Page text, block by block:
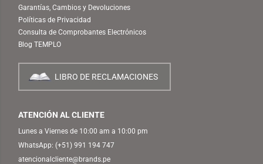
Garantías, Cambios y Devoluciones
Políticas de Privacidad
Consulta de Comprobantes Electrónicos
Blog TEMPLO
LIBRO DE RECLAMACIONES
ATENCIÓN AL CLIENTE
Lunes a Viernes de 10:00 am a 10:00 pm
WhatsApp: (+51) 991 194 747
atencionalcliente@brands.pe